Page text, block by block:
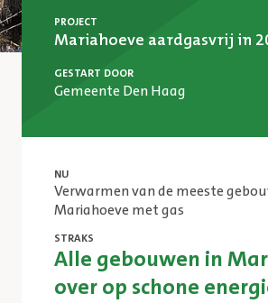
PROJECT
Mariahoeve aardgasvrij in
GESTART DOOR
Gemeente Den Haag
NU
Verwarmen van de meeste
Mariahoeve met gas
STRAKS
Alle gebouwen in
over op schone